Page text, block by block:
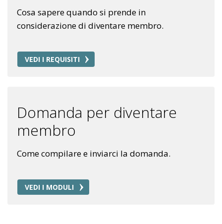
Cosa sapere quando si prende in
considerazione di diventare membro.
VEDI I REQUISITI
Domanda per diventare
membro
Come compilare e inviarci la domanda.
VEDI I MODULI